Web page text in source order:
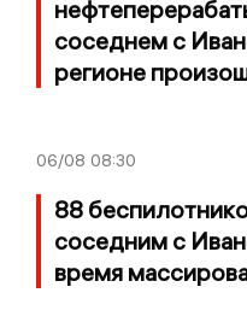
соседнем с
регионе
06/08 08:30
88
соседним с
время